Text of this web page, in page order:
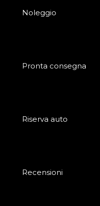
Noleggio
Pronta consegna
Riserva auto
Recensioni